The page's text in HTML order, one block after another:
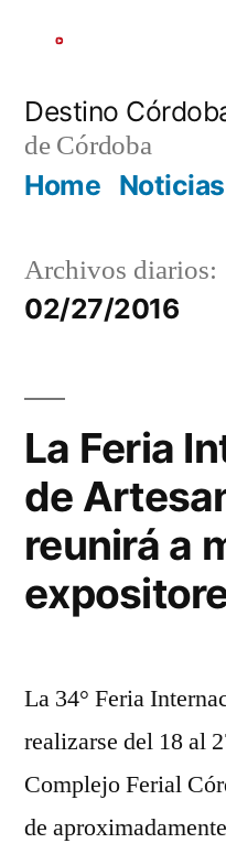
contenido
Destino
de Córdoba
Home Noticias
Archivos diarios:
02/27/2016
La Feria
de
reunirá a
La 34° Feria
realizarse del 18 al
Complejo Ferial
de